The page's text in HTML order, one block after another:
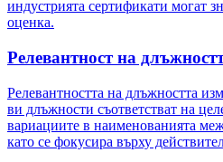
индустрията сертификати могат
оценка.
Релевантност на
Релевантността на длъжността
ви длъжности съответстват на
вариациите в наименованията
като се фокусира върху